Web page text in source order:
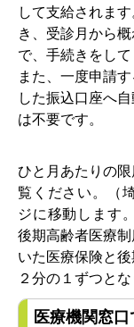
して支給されま
き、受診月から
で、手続きをして
また、一度申請
した振込口座へ
は不要です。
ひと月あたりの
覧ください。（
ジに移動します。
後期高齢者医療
いた医療保険と
２分の１ずつとな
医療機関窓